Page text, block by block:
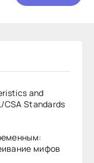
and
CSA Standards
мифов